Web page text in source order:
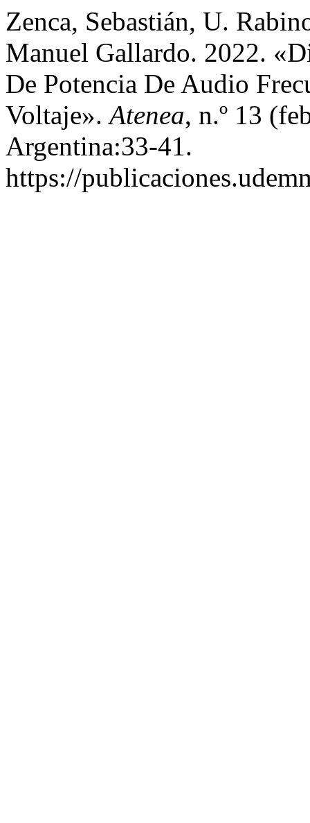
Zenca, Sebastián, U.
Manuel Gallardo. 2022.
De Potencia De Audio
Voltaje».Atenea, n.º 13
Argentina:33-41.
https://